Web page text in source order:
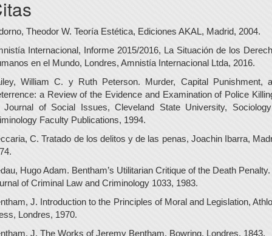
Theodor W. Teoría Estética, Ediciones AKAL, Madrid, 2004.
Internacional, Informe 2015/2016, La Situación de los
en el Mundo, Londres, Amnistía Internacional Ltda, 2016.
William C. y Ruth Peterson. Murder, Capital Punishment,
a Review of the Evidence and Examination of Police
Journal of Social Issues, Cleveland State University,
Faculty Publications, 1994.
C. Tratado de los delitos y de las penas, Joachin Ibarra,
Hugo Adam. Bentham’s Utilitarian Critique of the Death Penalty.
of Criminal Law and Criminology 1033, 1983.
J. Introduction to the Principles of Moral and Legislation,
Londres, 1970.
J. The Works of Jeremy Bentham, Bowring, Londres, 1843.